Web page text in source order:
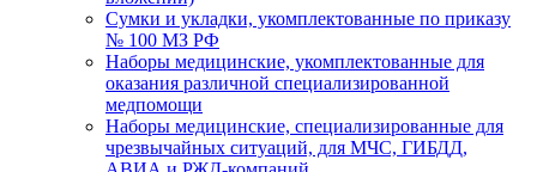
Сумки и укладки, укомплектованные по приказу
№ 100 МЗ РФ
Наборы медицинские, укомплектованные для
оказания различной специализированной
медпомощи
Наборы медицинские, специализированные для
чрезвычайных ситуаций, для МЧС, ГИБДД,